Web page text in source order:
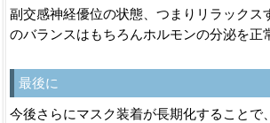
副交感神経優位の状態、つまりリラックス
のバランスはもちろんホルモンの分泌を正
最後に
今後さらにマスク装着が長期化することで